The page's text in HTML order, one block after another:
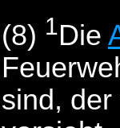
(8) 1Die
sind,